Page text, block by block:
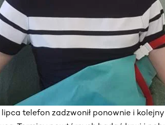
telefon zadzwonił ponownie i